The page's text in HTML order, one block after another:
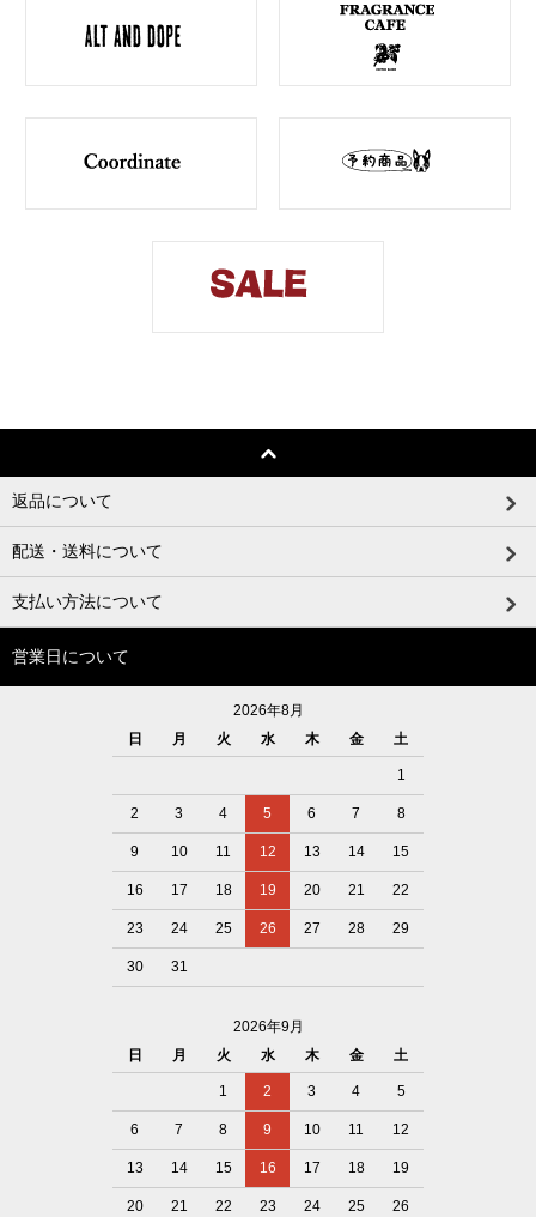
返品について
配送・送料について
支払い方法について
営業日について
2026年8月
日
月 火 水 木 金 土
1
2 3 4 5 6 7 8
9 10 11 12 13 14 15
16 17 18 19 20 21 22
23 24 25 26 27 28 29
30 31
2026年9月
日
月 火 水 木 金 土
1 2 3 4 5
6 7 8 9 10 11 12
13 14 15 16 17 18 19
20 21 22 23 24 25 26